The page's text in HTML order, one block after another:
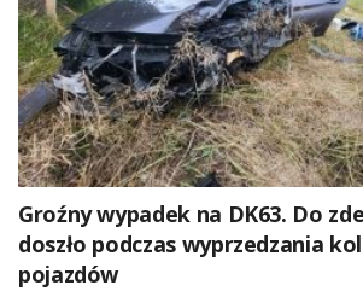
Groźny wypadek na DK63. Do
doszło podczas wyprzedzania
pojazdów